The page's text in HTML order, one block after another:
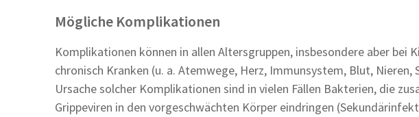
Mögliche Komplikationen
Komplikationen können in allen Altersgruppen, insbesondere aber bei
chronisch Kranken (u. a. Atemwege, Herz, Immunsystem, Blut,
Ursache solcher Komplikationen sind in vielen Fällen Bakterien, die
Grippeviren in den vorgeschwächten Körper eindringen